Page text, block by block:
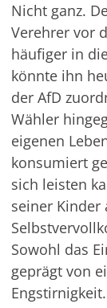
Nicht ganz.
Verehrer vor
häufiger in
könnte ihn
der AfD
Wähler
eigenen
konsumiert
sich leisten
seiner
Sowohl das
geprägt von